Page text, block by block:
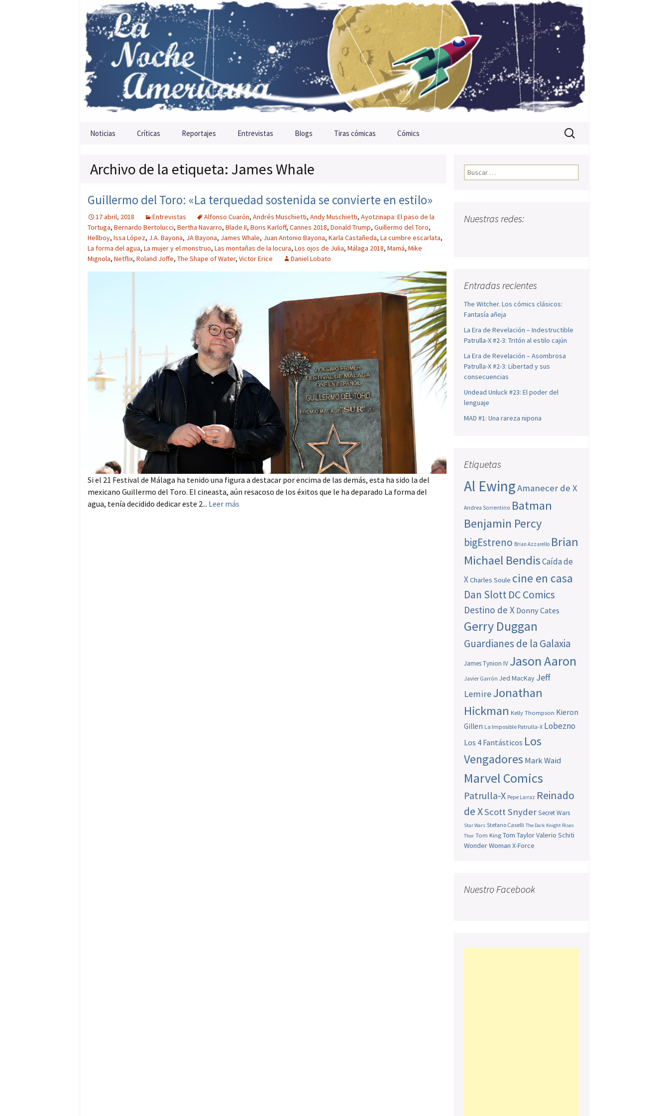
Saltar al contenido
Noticias Críticas Reportajes Entrevistas Blogs Tiras cómicas Cómics Buscar:
Archivo de la etiqueta: James Whale
Guillermo del Toro: «La terquedad sostenida se convierte en estilo»
17 abril, 2018 Entrevistas Alfonso Cuarón, Andrés Muschietti, Andy Muschietti, Ayotzinapa: El paso de la
Tortuga, Bernardo Bertolucci, Bertha Navarro, Blade II, Boris Karloff, Cannes 2018, Donald Trump, Guillermo del Toro,
Hellboy, Issa López, J.A. Bayona, JA Bayona, James Whale, Juan Antonio Bayona, Karla Castañeda, La cumbre escarlata,
La forma del agua, La mujer y el monstruo, Las montañas de la locura, Los ojos de Julia, Málaga 2018, Mamá, Mike
Mignola, Netflix, Roland Joffe, The Shape of Water, Victor Erice Daniel Lobato
Si el 21 Festival de Málaga ha tenido una figura a destacar por encima de las demás, esta ha sido la del
mexicano Guillermo del Toro. El cineasta, aún resacoso de los éxitos que le ha deparado La forma del
agua, tenía decidido dedicar este 2... Leer más
Buscar:
Nuestras redes:
Entradas recientes
The Witcher. Los cómics clásicos:
Fantasía añeja
La Era de Revelación – Indestructible
Patrulla-X #2-3: Tritón al estilo cajún
La Era de Revelación – Asombrosa
Patrulla-X #2-3: Libertad y sus
consecuencias
Undead Unluck #23: El poder del
lenguaje
MAD #1: Una rareza nipona
Etiquetas
Al EwingAmanecer de X
Andrea Sorrentino Batman
Benjamin Percy
bigEstreno Brian Azzarello Brian
Michael BendisCaída de
XCharles Soule cine en casa
Dan SlottDC Comics
Destino de X Donny Cates
Gerry Duggan
Guardianes de la Galaxia
James Tynion IV Jason Aaron
Javier Garrón Jed MacKay Jeff
LemireJonathan
Hickman Kelly Thompson Kieron
Gillen La Imposible Patrulla-X Lobezno
Los 4 Fantásticos Los
Vengadores Mark Waid
Marvel Comics
Patrulla-X Pepe Larraz Reinado
de XScott SnyderSecret Wars
Star Wars Stefano Caselli The Dark Knight Rises
Thor Tom King Tom TaylorValerio Schiti
Wonder Woman X-Force
Nuestro Facebook